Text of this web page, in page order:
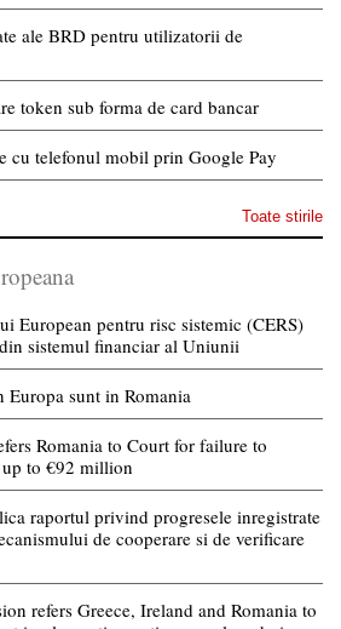
ale BRD pentru utilizatorii de
token sub forma de card bancar
cu telefonul mobil prin Google Pay
Toate stirile
European pentru risc sistemic (CERS)
sistemul financiar al Uniunii
sunt in Romania
Romania to Court for failure to
to €92 million
raportul privind progresele inregistrate
de cooperare si de verificare
refers Greece, Ireland and Romania to